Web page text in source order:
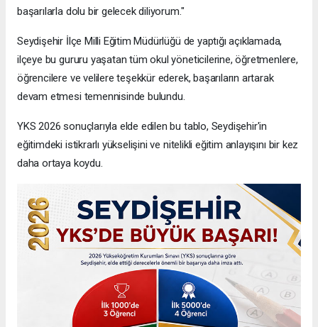
başarılarla dolu bir gelecek diliyorum."
Seydişehir İlçe Milli Eğitim Müdürlüğü de yaptığı açıklamada,
ilçeye bu gururu yaşatan tüm okul yöneticilerine, öğretmenlere,
öğrencilere ve velilere teşekkür ederek, başarıların artarak
devam etmesi temennisinde bulundu.
YKS 2026 sonuçlarıyla elde edilen bu tablo, Seydişehir'in
eğitimdeki istikrarlı yükselişini ve nitelikli eğitim anlayışını bir kez
daha ortaya koydu.